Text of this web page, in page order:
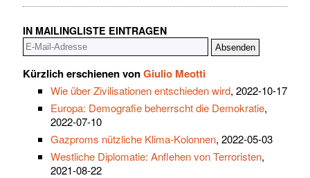
IN MAILINGLISTE EINTRAGEN
Kürzlich erschienen vonGiulio Meotti
Wie über Zivilisationen entschieden wird, 2022-10-17
Europa: Demografie beherrscht die Demokratie,
2022-07-10
Gazproms nützliche Klima-Kolonnen, 2022-05-03
Westliche Diplomatie: Anflehen von Terroristen,
2021-08-22